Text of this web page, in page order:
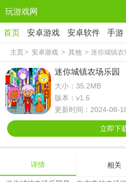
玩游戏网
首页 安卓游戏 安卓软件 手游
主页> 安卓游戏 > 其他 > 迷你城镇农
迷你城镇农场乐园
大小：35.2MB
版本：v1.6
更新时间：2024-08-
立即下
详情 相关